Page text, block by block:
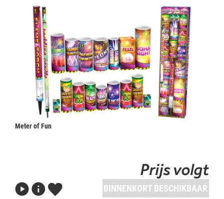
Meter of Fun
Prijs volgt
BINNENKORT BESCHIKBAAR